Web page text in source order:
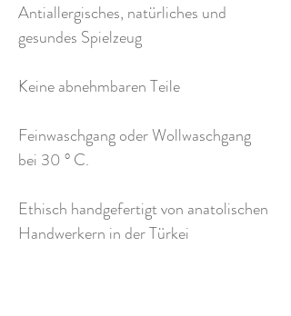
Antiallergisches, natürliches und
gesundes Spielzeug
Keine abnehmbaren Teile
Feinwaschgang oder Wollwaschgang
bei 30 ° C.
Ethisch handgefertigt von anatolischen
Handwerkern in der Türkei